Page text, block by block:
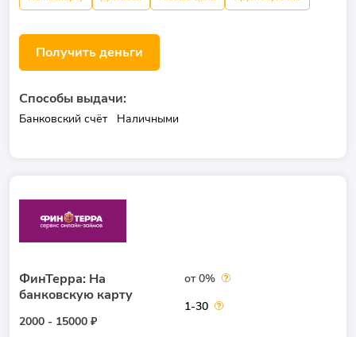
Получить деньги
Способы выдачи:
Банковский счёт Наличными
ФинТерра: На
банковскую карту
2000 - 15000 ₽
от 0%
1-30